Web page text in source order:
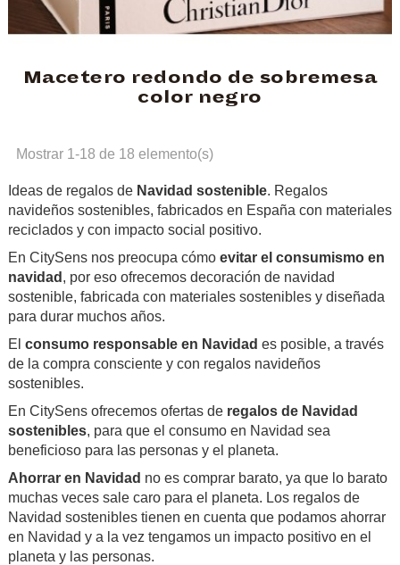
Macetero redondo de sobremesa
color negro
Mostrar 1-18 de 18 elemento(s)
Ideas de regalos de Navidad sostenible. Regalos
navideños sostenibles, fabricados en España con materiales
reciclados y con impacto social positivo.
En CitySens nos preocupa cómo evitar el consumismo en
navidad , por eso ofrecemos decoración de navidad
sostenible, fabricada con materiales sostenibles y diseñada
para durar muchos años.
El consumo responsable en Navidad es posible, a través
de la compra consciente y con regalos navideños
sostenibles.
En CitySens ofrecemos ofertas de regalos de Navidad
sostenibles, para que el consumo en Navidad sea
beneficioso para las personas y el planeta.
Ahorrar en Navidad no es comprar barato, ya que lo barato
muchas veces sale caro para el planeta. Los regalos de
Navidad sostenibles tienen en cuenta que podamos ahorrar
en Navidad y a la vez tengamos un impacto positivo en el
planeta y las personas.